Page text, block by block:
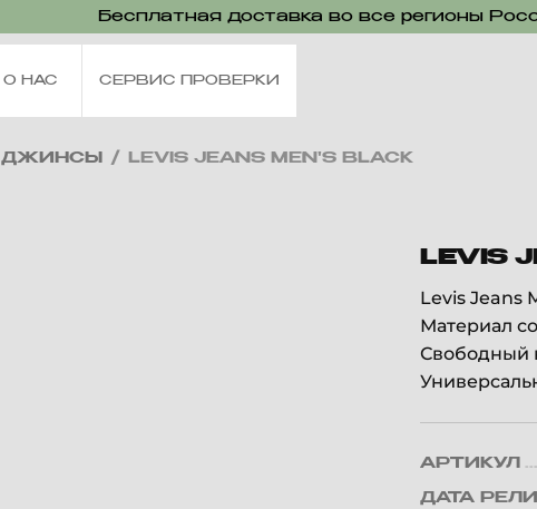
Бесплатная доставка во все регионы
О НАС СЕРВИС ПРОВЕРКИ
ДЖИНСЫ / LEVIS JEANS MEN'S BLACK
LEVIS
Levis Jeans
Материал
Свободный
АРТИКУЛ
ДАТА